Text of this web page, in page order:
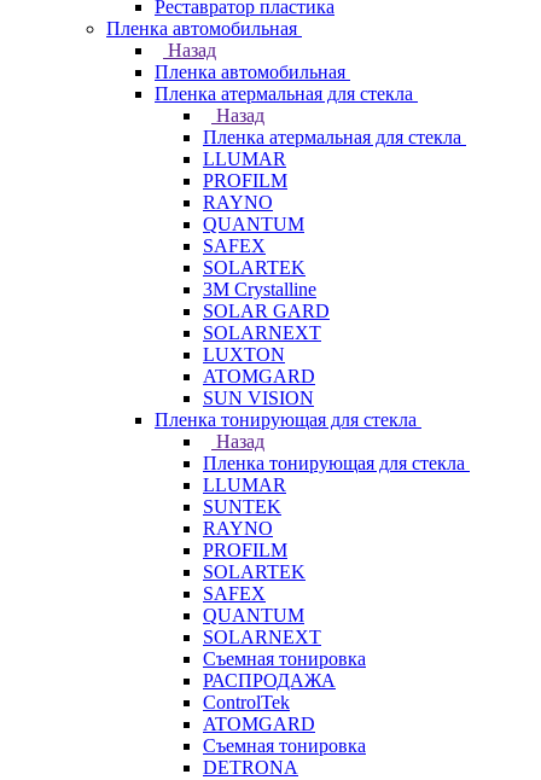
Реставратор пластика
Пленка автомобильная
Назад
Пленка автомобильная
Пленка атермальная для стекла
Назад
Пленка атермальная для стекла
LLUMAR
PROFILM
RAYNO
QUANTUM
SAFEX
SOLARTEK
3M Crystalline
SOLAR GARD
SOLARNEXT
LUXTON
ATOMGARD
SUN VISION
Пленка тонирующая для стекла
Назад
Пленка тонирующая для стекла
LLUMAR
SUNTEK
RAYNO
PROFILM
SOLARTEK
SAFEX
QUANTUM
SOLARNEXT
Съемная тонировка
РАСПРОДАЖА
ControlTek
ATOMGARD
Съемная тонировка
DETRONA